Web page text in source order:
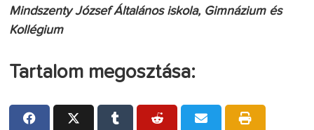
Mindszenty József Általános iskola, Gimnázium és
Kollégium
Tartalom megosztása: